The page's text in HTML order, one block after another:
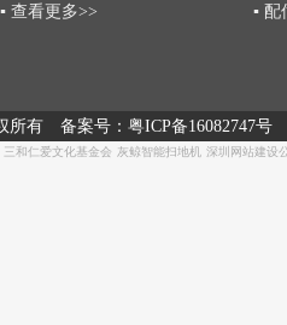
▪ 查看更多>>
▪ 配
所有 备案号： 粤ICP备16082747号
三和仁爱文化基金会 灰鲸智能扫地机 深圳网站建设